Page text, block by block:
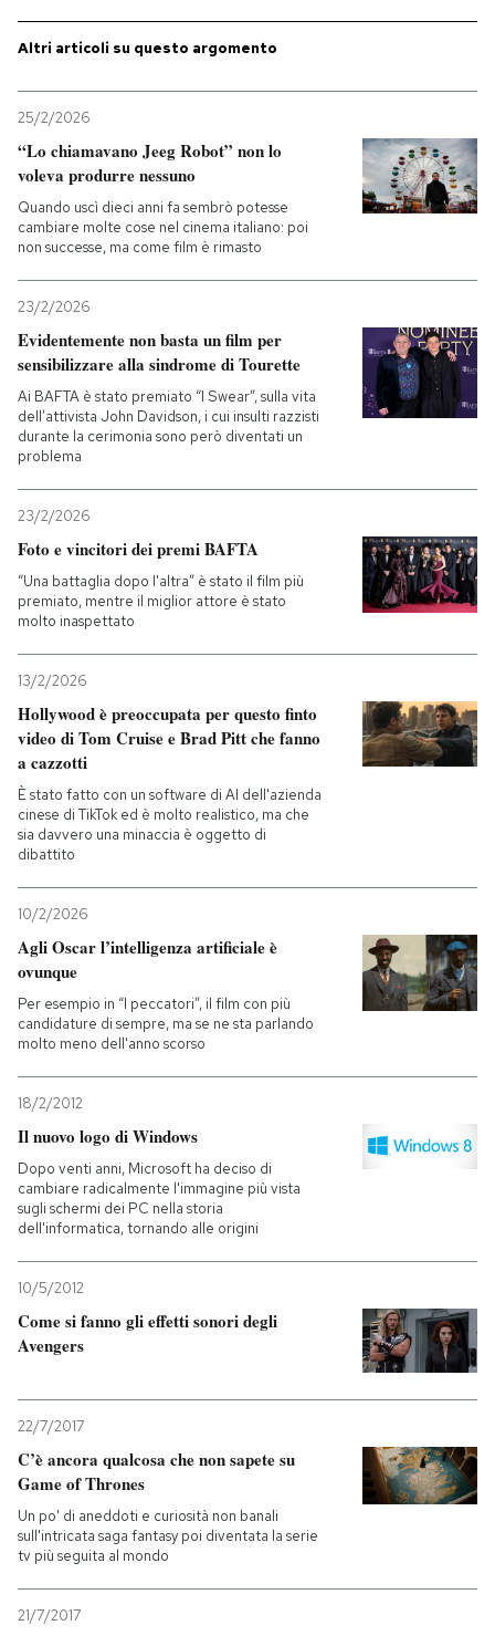
AREA PERSONALE
Entra
Altri articoli su questo argomento
25/2/2026
“Lo chiamavano Jeeg Robot” non lo
voleva produrre nessuno
Quando uscì dieci anni fa sembrò potesse
cambiare molte cose nel cinema italiano: poi
non successe, ma come film è rimasto
23/2/2026
Evidentemente non basta un film per
sensibilizzare alla sindrome di Tourette
Ai BAFTA è stato premiato “I Swear”, sulla vita
dell’attivista John Davidson, i cui insulti razzisti
durante la cerimonia sono però diventati un
problema
23/2/2026
Foto e vincitori dei premi BAFTA
“Una battaglia dopo l'altra” è stato il film più
premiato, mentre il miglior attore è stato
molto inaspettato
13/2/2026
Hollywood è preoccupata per questo finto
video di Tom Cruise e Brad Pitt che fanno
a cazzotti
È stato fatto con un software di AI dell'azienda
cinese di TikTok ed è molto realistico, ma che
sia davvero una minaccia è oggetto di
dibattito
10/2/2026
Agli Oscar l’intelligenza artificiale è
ovunque
Per esempio in “I peccatori”, il film con più
candidature di sempre, ma se ne sta parlando
molto meno dell'anno scorso
18/2/2012
Il nuovo logo di Windows
Dopo venti anni, Microsoft ha deciso di
cambiare radicalmente l'immagine più vista
sugli schermi dei PC nella storia
dell'informatica, tornando alle origini
10/5/2012
Come si fanno gli effetti sonori degli
Avengers
22/7/2017
C’è ancora qualcosa che non sapete su
Game of Thrones
Un po' di aneddoti e curiosità non banali
sull'intricata saga fantasy poi diventata la serie
tv più seguita al mondo
21/7/2017